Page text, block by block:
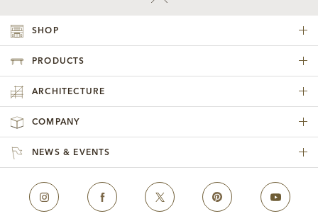
SHOP
PRODUCTS
ARCHITECTURE
COMPANY
NEWS & EVENTS